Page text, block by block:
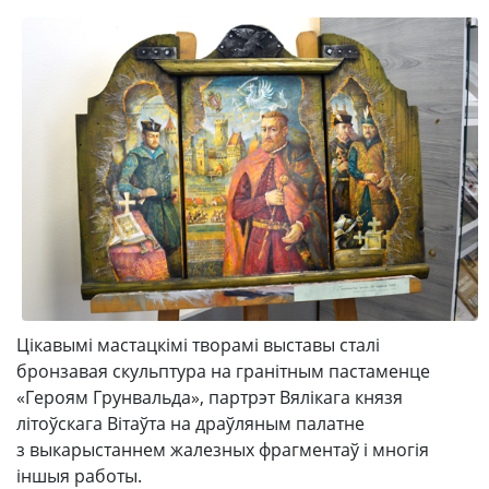
Цікавымі мастацкімі творамі выставы сталі
бронзавая скульптура на гранітным пастаменце
«Героям Грунвальда», партрэт Вялікага князя
літоўскага Вітаўта на драўляным палатне
з выкарыстаннем жалезных фрагментаў і многія
іншыя работы.